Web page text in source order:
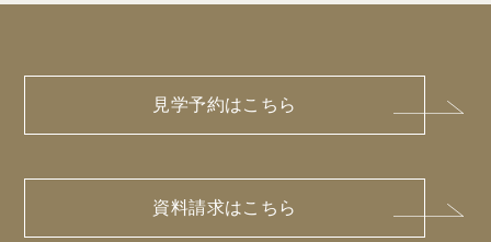
見学予約はこちら
資料請求はこちら